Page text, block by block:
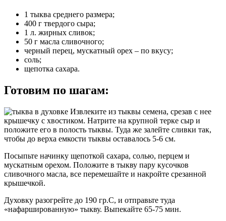
1 тыква среднего размера;
400 г твердого сыра;
1 л. жирных сливок;
50 г масла сливочного;
черный перец, мускатный орех – по вкусу;
соль;
щепотка сахара.
Готовим по шагам:
Извлеките из тыквы семена, срезав с нее
крышечку с хвостиком. Натрите на крупной терке сыр и
положите его в полость тыквы. Туда же залейте сливки так,
чтобы до верха емкости тыквы оставалось 5-6 см.
Посыпьте начинку щепоткой сахара, солью, перцем и
мускатным орехом. Положите в тыкву пару кусочков
сливочного масла, все перемешайте и накройте срезанной
крышечкой.
Духовку разогрейте до 190 гр.C, и отправьте туда
«нафаршированную» тыкву. Выпекайте 65-75 мин.